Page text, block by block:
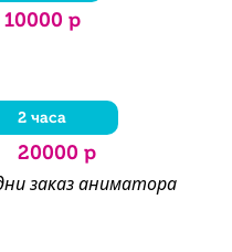
10000 р
2 часа
20000 р
заказ аниматора